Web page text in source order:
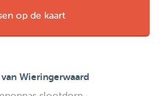
op de kaart
Wieringerwaard